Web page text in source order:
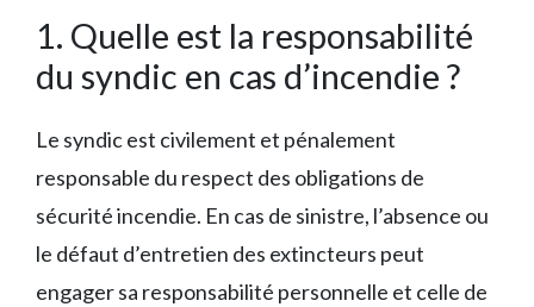
1. Quelle est la responsabilité
du syndic en cas d’incendie ?
Le syndic est civilement et pénalement
responsable du respect des obligations de
sécurité incendie. En cas de sinistre, l’absence ou
le défaut d’entretien des extincteurs peut
engager sa responsabilité personnelle et celle de